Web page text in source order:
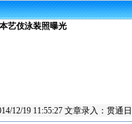
艺伎泳装照曝光
12/19 11:55:27 文章录入：贯通